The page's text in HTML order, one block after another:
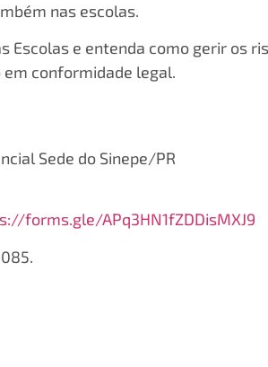
nas escolas.
Escolas e entenda como gerir os
conformidade legal.
Sede do Sinepe/PR
forms.gle/APq3HN1fZDDisMXJ9